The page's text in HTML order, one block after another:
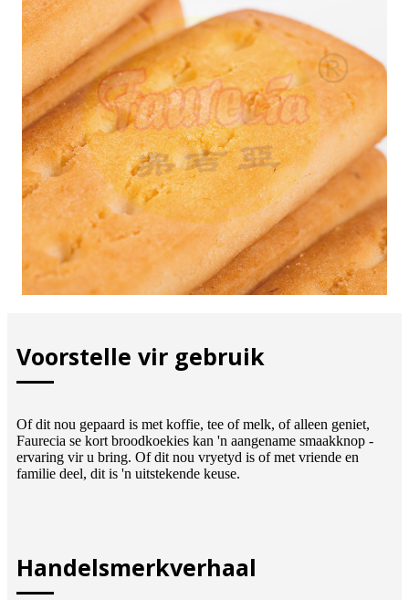
Voorstelle vir gebruik
Of dit nou gepaard is met koffie, tee of melk, of alleen geniet,
Faurecia se kort broodkoekies kan 'n aangename smaakknop -
ervaring vir u bring. Of dit nou vryetyd is of met vriende en
familie deel, dit is 'n uitstekende keuse.
Handelsmerkverhaal